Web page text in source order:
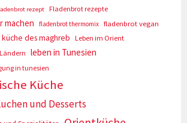
rezept Fladenbrot rezepte
machen fladenbrot thermomix fladenbrot vegan
küche des maghreb
Leben im Orient
leben in Tunesien
in tunesien
Küche
und Desserts